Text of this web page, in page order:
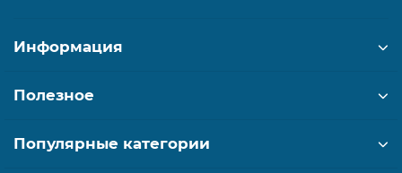
Информация
Полезное
Популярные категории